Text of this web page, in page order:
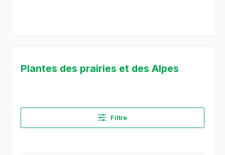
Plantes des prairies et des Alpes
Filtre